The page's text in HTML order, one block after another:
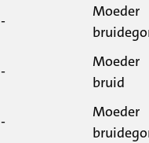
-
Moeder
-
Moeder
bruid
-
Moeder